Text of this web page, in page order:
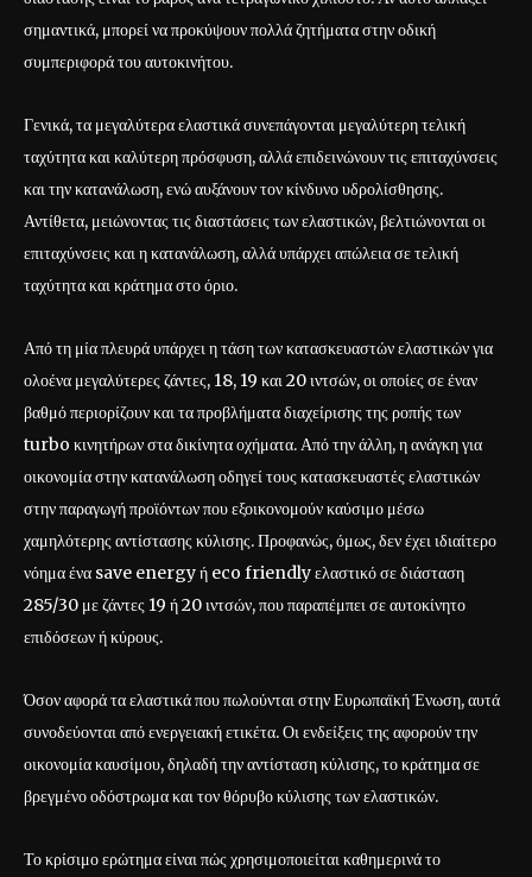
σημαντικά, μπορεί να προκύψουν πολλά ζητήματα στην οδική
συμπεριφορά του αυτοκινήτου.
Γενικά, τα μεγαλύτερα ελαστικά συνεπάγονται μεγαλύτερη τελική
ταχύτητα και καλύτερη πρόσφυση, αλλά επιδεινώνουν τις επιταχύνσεις
και την κατανάλωση, ενώ αυξάνουν τον κίνδυνο υδρολίσθησης.
Αντίθετα, μειώνοντας τις διαστάσεις των ελαστικών, βελτιώνονται οι
επιταχύνσεις και η κατανάλωση, αλλά υπάρχει απώλεια σε τελική
ταχύτητα και κράτημα στο όριο.
Από τη μία πλευρά υπάρχει η τάση των κατασκευαστών ελαστικών για
ολοένα μεγαλύτερες ζάντες, 18, 19 και 20 ιντσών, οι οποίες σε έναν
βαθμό περιορίζουν και τα προβλήματα διαχείρισης της ροπής των
turbo κινητήρων στα δικίνητα οχήματα. Από την άλλη, η ανάγκη για
οικονομία στην κατανάλωση οδηγεί τους κατασκευαστές ελαστικών
στην παραγωγή προϊόντων που εξοικονομούν καύσιμο μέσω
χαμηλότερης αντίστασης κύλισης. Προφανώς, όμως, δεν έχει ιδιαίτερο
νόημα ένα save energy ή eco friendly ελαστικό σε διάσταση
285/30 με ζάντες 19 ή 20 ιντσών, που παραπέμπει σε αυτοκίνητο
επιδόσεων ή κύρους.
Όσον αφορά τα ελαστικά που πωλούνται στην Ευρωπαϊκή Ένωση, αυτά
συνοδεύονται από ενεργειακή ετικέτα. Οι ενδείξεις της αφορούν την
οικονομία καυσίμου, δηλαδή την αντίσταση κύλισης, το κράτημα σε
βρεγμένο οδόστρωμα και τον θόρυβο κύλισης των ελαστικών.
Το κρίσιμο ερώτημα είναι πώς χρησιμοποιείται καθημερινά το